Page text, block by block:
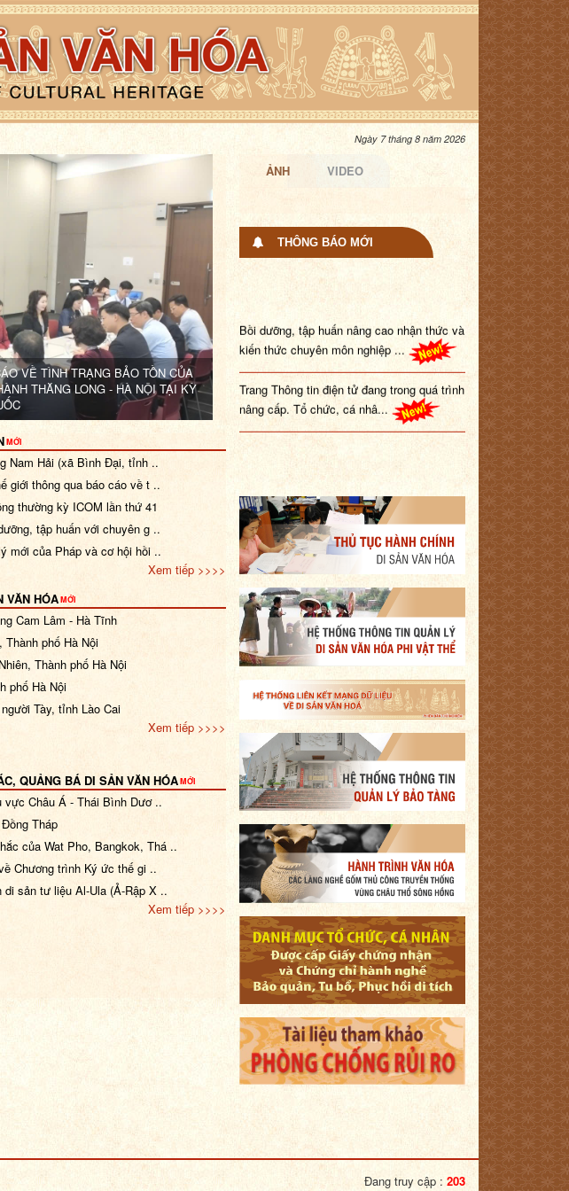
Ngày 7 tháng 8 năm 2026
VỀ TÌNH TRẠNG BẢO TỒN CỦA
THĂNG LONG - HÀ NỘI TẠI KỲ
MỚI
Nam Hải (xã Bình Đại, tỉnh ..
giới thông qua báo cáo về t ..
thường kỳ ICOM lần thứ 41
tập huấn với chuyên g ..
mới của Pháp và cơ hội hồi ..
Xem tiếp >>>>
VĂN HÓAMỚI
Cam Lâm - Hà Tĩnh
phố Hà Nội
Thành phố Hà Nội
phố Hà Nội
Tày, tỉnh Lào Cai
Xem tiếp >>>>
QUẢNG BÁ DI SẢN VĂN HÓAMỚI
vực Châu Á - Thái Bình Dươ ..
Tháp
của Wat Pho, Bangkok, Thá ..
Chương trình Ký ức thế gi ..
di sản tư liệu Al-Ula (Ả-Rập X ..
Xem tiếp >>>>
ẢNH VIDEO
THÔNG BÁO MỚI
Bồi dưỡng, tập huấn nâng cao nhận thức và
kiến thức chuyên môn nghiệp ...
Trang Thông tin điện tử đang trong quá trình
nâng cấp. Tổ chức, cá nhâ...
Đang truy cập : 203